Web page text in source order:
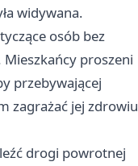
widywana.
osób bez
proszeni
przebywającej
zagrażać jej zdrowiu
drogi powrotnej